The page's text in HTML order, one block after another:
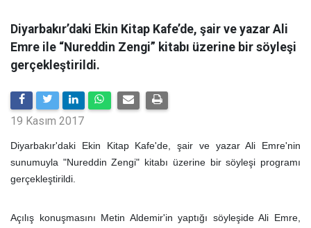
Diyarbakır’daki Ekin Kitap Kafe’de, şair ve yazar Ali
Emre ile “Nureddin Zengi” kitabı üzerine bir söyleşi
gerçekleştirildi.
19 Kasım 2017
Diyarbakır'daki Ekin Kitap Kafe'de, şair ve yazar Ali Emre'nin
sunumuyla "Nureddin Zengi" kitabı üzerine bir söyleşi programı
gerçekleştirildi.
Açılış konuşmasını Metin Aldemir'in yaptığı söyleşide Ali Emre,